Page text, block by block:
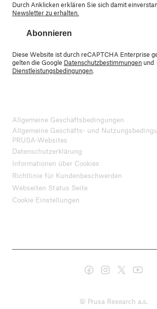
Durch Anklicken erklären Sie sich damit
Newsletter zu erhalten.
Abonnieren
Diese Website ist durch reCAPTCHA Enterprise
gelten die Google Datenschutzbestimmungen und
Dienstleistungsbedingungen
Allgemeine Geschäftsbedingungen
Allgemeine Geschäfts- und
PRUSA-Websites
Datenschutzerklärung
Informationen über Cookies
Richtlinie für Kundenbeschwerden
Webseiten Status Seite
Cookie Einstellungen
© Prusa Research a.s.